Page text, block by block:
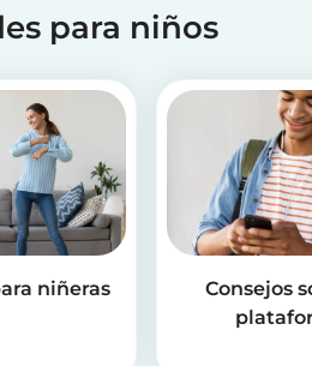
para niños
niñeras
Consejos